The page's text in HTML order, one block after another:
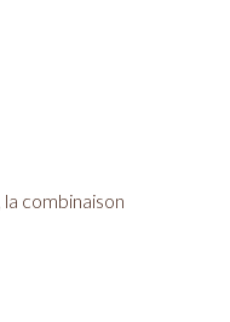
combinaison